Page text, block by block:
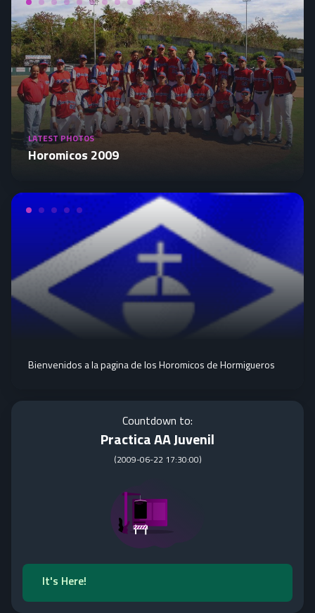
LATEST PHOTOS
Horomicos 2009
Bienvenidos a la pagina de los Horomicos de Hormigueros
Countdown to:
Practica AA Juvenil
(2009-06-22 17:30:00)
It's Here!